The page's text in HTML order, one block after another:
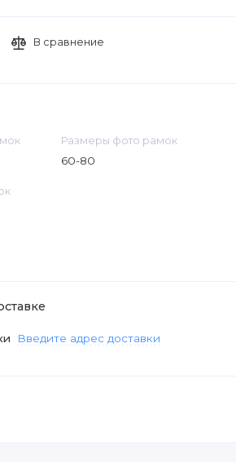
В сравнение
Размеры фото рамок
60-80
Введите адрес доставки